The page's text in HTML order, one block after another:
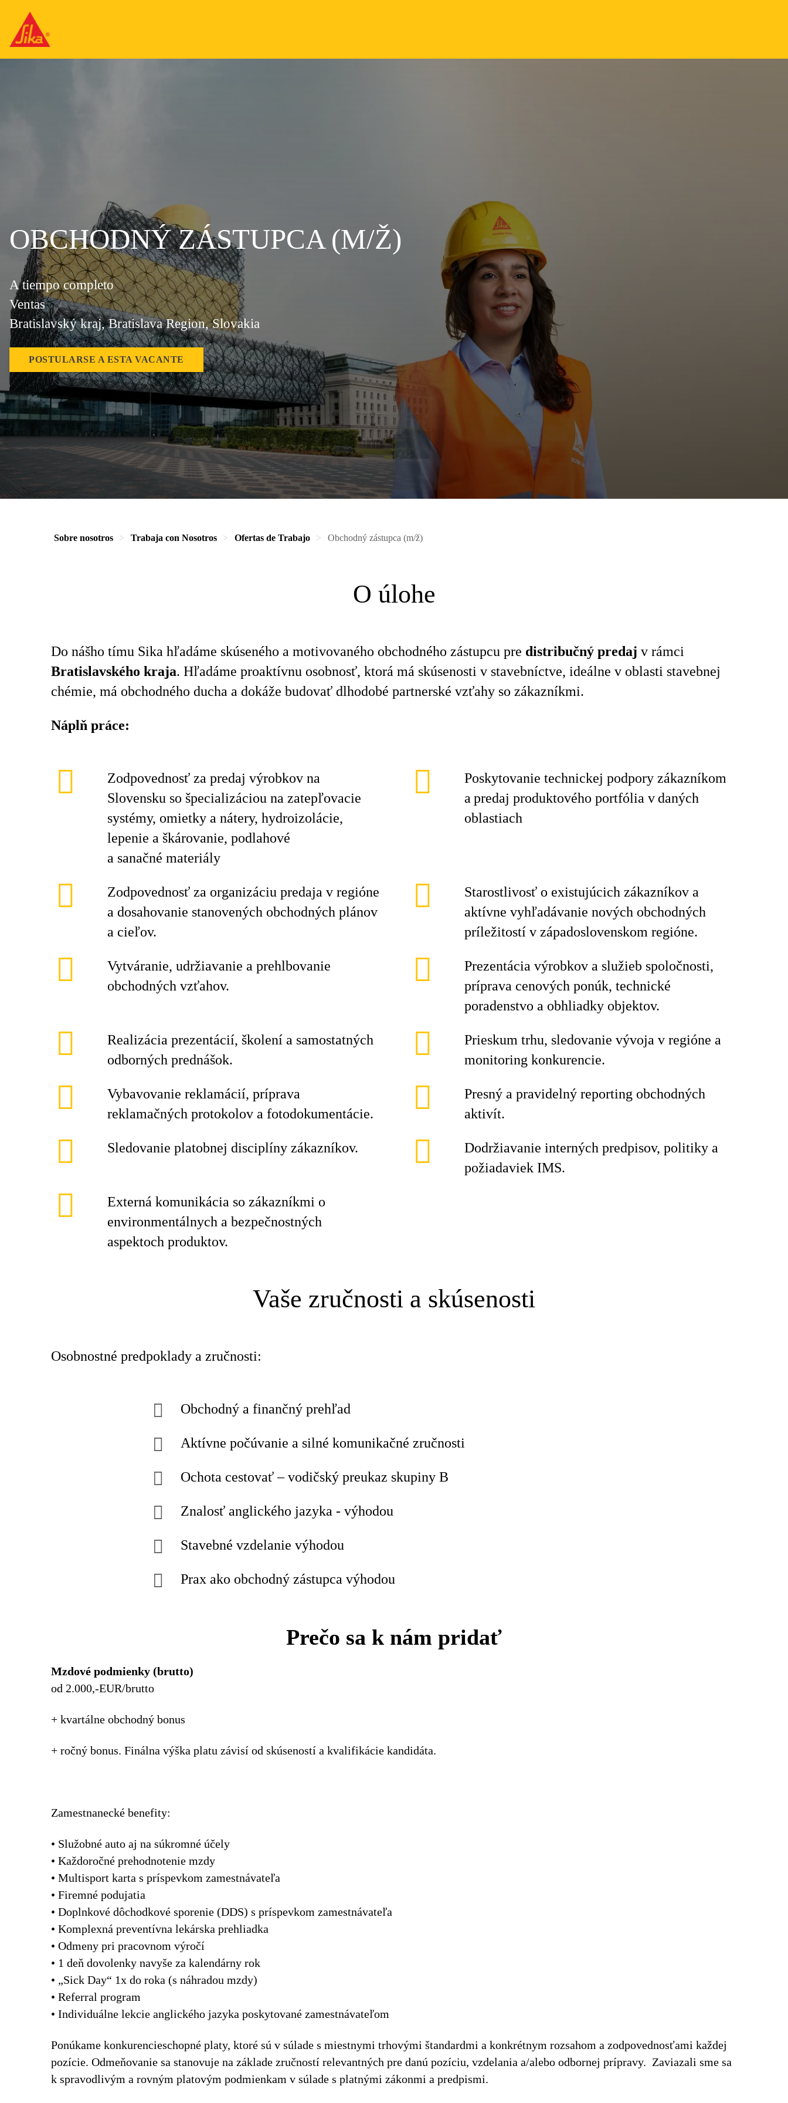
OBCHODNÝ ZÁSTUPCA (M/Ž)
A tiempo completo
Ventas
Bratislavský kraj, Bratislava Region, Slovakia
POSTULARSE A ESTA VACANTE
Sobre nosotros Trabaja con Nosotros Ofertas de Trabajo Obchodný zástupca (m/ž)
O úlohe
Do nášho tímu Sika hľadáme skúseného a motivovaného obchodného zástupcu pre distribučný predaj v rámci
Bratislavského kraja. Hľadáme proaktívnu osobnosť, ktorá má skúsenosti v stavebníctve, ideálne v oblasti stavebnej
chémie, má obchodného ducha a dokáže budovať dlhodobé partnerské vzťahy so zákazníkmi.
Náplň práce:
Zodpovednosť za predaj výrobkov na
Slovensku so špecializáciou na zatepľovacie
systémy, omietky a nátery, hydroizolácie,
lepenie a škárovanie, podlahové
a sanačné materiály
Poskytovanie technickej podpory zákazníkom
a predaj produktového portfólia v daných
oblastiach
Zodpovednosť za organizáciu predaja v regióne
a dosahovanie stanovených obchodných plánov
a cieľov.
Starostlivosť o existujúcich zákazníkov a
aktívne vyhľadávanie nových obchodných
príležitostí v západoslovenskom regióne.
Vytváranie, udržiavanie a prehlbovanie
obchodných vzťahov.
Prezentácia výrobkov a služieb spoločnosti,
príprava cenových ponúk, technické
poradenstvo a obhliadky objektov.
Realizácia prezentácií, školení a samostatných
odborných prednášok.
Prieskum trhu, sledovanie vývoja v regióne a
monitoring konkurencie.
Vybavovanie reklamácií, príprava
reklamačných protokolov a fotodokumentácie.
Presný a pravidelný reporting obchodných
aktivít.
Sledovanie platobnej disciplíny zákazníkov.
Dodržiavanie interných predpisov, politiky a
požiadaviek IMS.
Externá komunikácia so zákazníkmi o
environmentálnych a bezpečnostných
aspektoch produktov.
Vaše zručnosti a skúsenosti
Osobnostné predpoklady a zručnosti:
Obchodný a finančný prehľad
Aktívne počúvanie a silné komunikačné zručnosti
Ochota cestovať – vodičský preukaz skupiny B
Znalosť anglického jazyka - výhodou
Stavebné vzdelanie výhodou
Prax ako obchodný zástupca výhodou
Prečo sa k nám pridať
Mzdové podmienky (brutto)
od 2.000,-EUR/brutto
+ kvartálne obchodný bonus
+ ročný bonus. Finálna výška platu závisí od skúseností a kvalifikácie kandidáta.
Zamestnanecké benefity:
• Služobné auto aj na súkromné účely
• Každoročné prehodnotenie mzdy
• Multisport karta s príspevkom zamestnávateľa
• Firemné podujatia
• Doplnkové dôchodkové sporenie (DDS) s príspevkom zamestnávateľa
• Komplexná preventívna lekárska prehliadka
• Odmeny pri pracovnom výročí
• 1 deň dovolenky navyše za kalendárny rok
• „Sick Day“ 1x do roka (s náhradou mzdy)
• Referral program
• Individuálne lekcie anglického jazyka poskytované zamestnávateľom
Ponúkame konkurencieschopné platy, ktoré sú v súlade s miestnymi trhovými štandardmi a konkrétnym rozsahom a zodpovednosťami každej
pozície. Odmeňovanie sa stanovuje na základe zručností relevantných pre danú pozíciu, vzdelania a/alebo odbornej prípravy. Zaviazali sme sa
k spravodlivým a rovným platovým podmienkam v súlade s platnými zákonmi a predpismi.